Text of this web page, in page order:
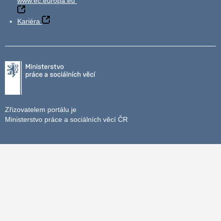
Kariéra
Zřizovatelem portálu je
Ministerstvo práce a sociálních věcí ČR